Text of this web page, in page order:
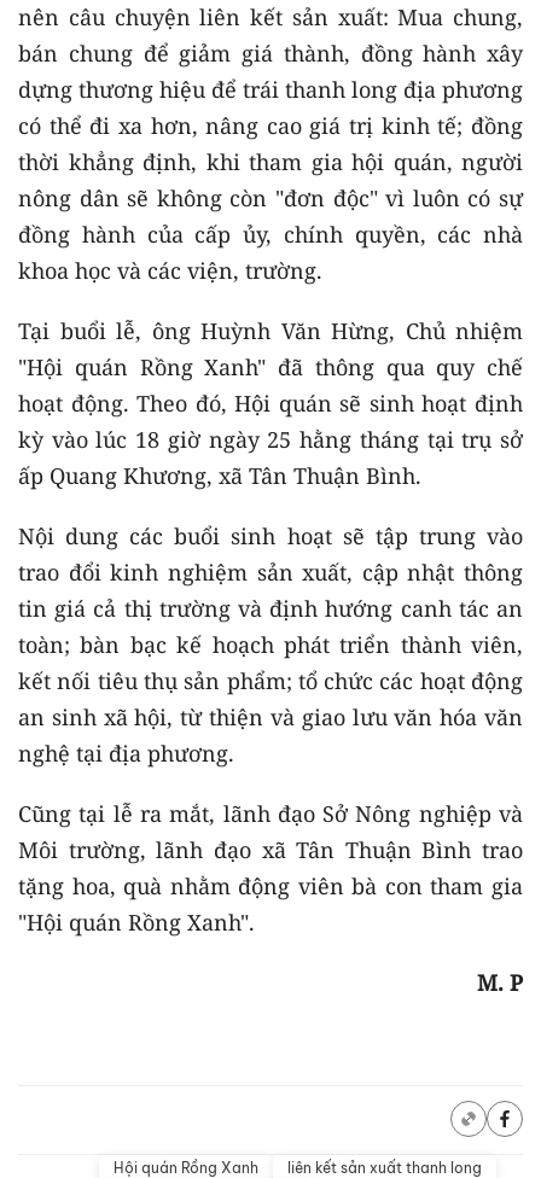
nên câu chuyện liên kết sản xuất: Mua chung,
bán chung để giảm giá thành, đồng hành xây
dựng thương hiệu để trái thanh long địa phương
có thể đi xa hơn, nâng cao giá trị kinh tế; đồng
thời khẳng định, khi tham gia hội quán, người
nông dân sẽ không còn "đơn độc" vì luôn có sự
đồng hành của cấp ủy, chính quyền, các nhà
khoa học và các viện, trường.
Tại buổi lễ, ông Huỳnh Văn Hừng, Chủ nhiệm
"Hội quán Rồng Xanh" đã thông qua quy chế
hoạt động. Theo đó, Hội quán sẽ sinh hoạt định
kỳ vào lúc 18 giờ ngày 25 hằng tháng tại trụ sở
ấp Quang Khương, xã Tân Thuận Bình.
Nội dung các buổi sinh hoạt sẽ tập trung vào
trao đổi kinh nghiệm sản xuất, cập nhật thông
tin giá cả thị trường và định hướng canh tác an
toàn; bàn bạc kế hoạch phát triển thành viên,
kết nối tiêu thụ sản phẩm; tổ chức các hoạt động
an sinh xã hội, từ thiện và giao lưu văn hóa văn
nghệ tại địa phương.
Cũng tại lễ ra mắt, lãnh đạo Sở Nông nghiệp và
Môi trường, lãnh đạo xã Tân Thuận Bình trao
tặng hoa, quà nhằm động viên bà con tham gia
"Hội quán Rồng Xanh".
M. P
Hội quán Rồng Xanh
liên kết sản xuất thanh long